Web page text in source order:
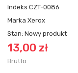
Indeks CZT-0086
Marka Xerox
Stan: Nowy produkt
13,00 zł
Brutto